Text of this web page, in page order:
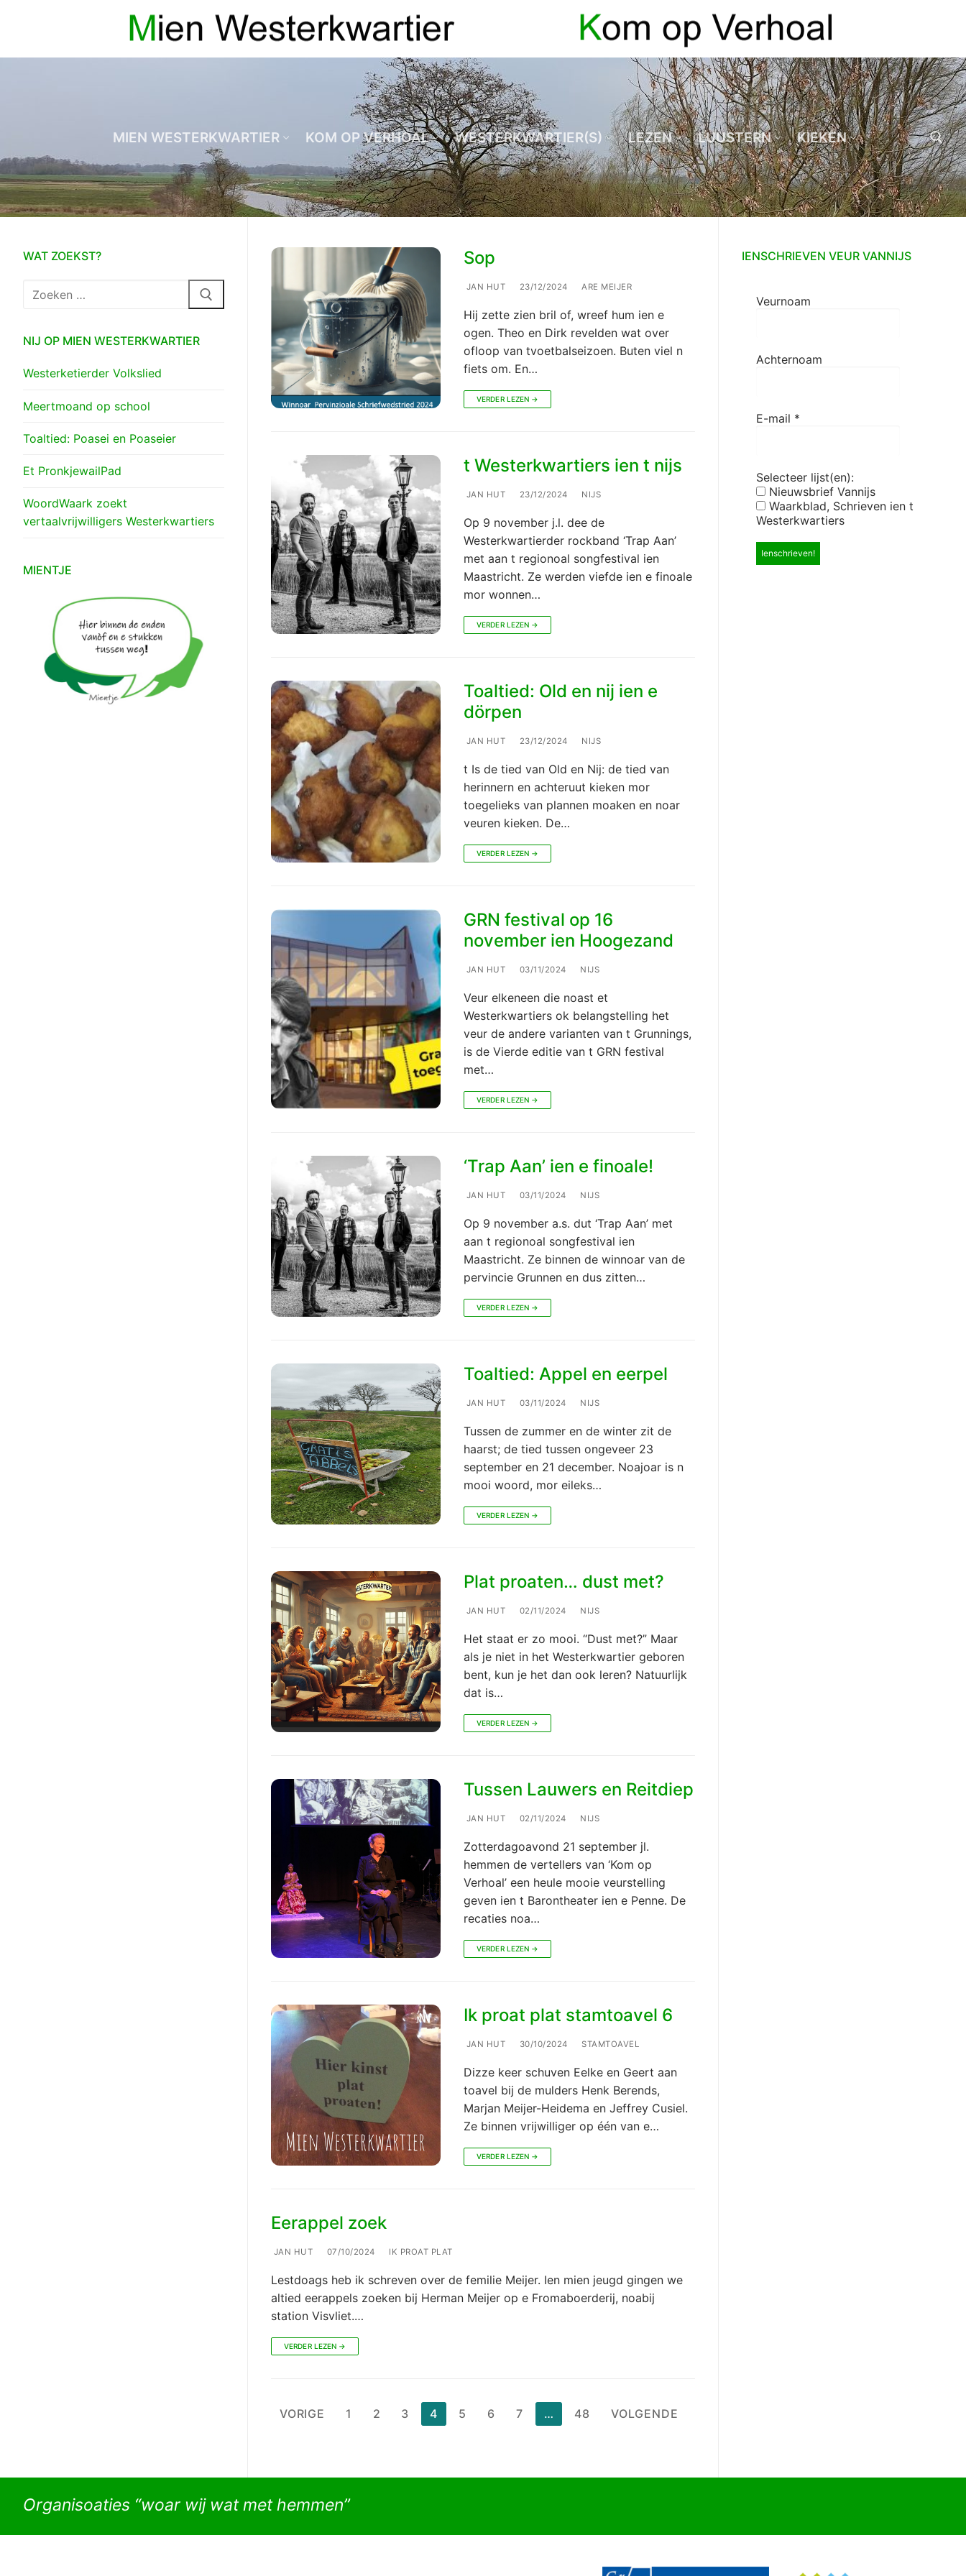
inhoud
MIEN WESTERKWARTIER KOM OP VERHOAL WESTERKWARTIER(S) LEZEN LUUSTERN KIEKEN
Zoeken naar:
Sop
JAN HUT 23/12/2024 ARE MEIJER
Hij zette zien bril of, wreef hum ien e
ogen. Theo en Dirk revelden wat over
ofloop van tvoetbalseizoen. Buten viel n
fiets om. En…
VERDER LEZEN →
t Westerkwartiers ien t nijs
JAN HUT 23/12/2024 NIJS
Op 9 november j.l. dee de
Westerkwartierder rockband ‘Trap Aan’
met aan t regionoal songfestival ien
Maastricht. Ze werden viefde ien e finoale
mor wonnen…
VERDER LEZEN →
Toaltied: Old en nij ien e
dörpen
JAN HUT 23/12/2024 NIJS
t Is de tied van Old en Nij: de tied van
herinnern en achteruut kieken mor
toegelieks van plannen moaken en noar
veuren kieken. De…
VERDER LEZEN →
GRN festival op 16
november ien Hoogezand
JAN HUT 03/11/2024 NIJS
Veur elkeneen die noast et
Westerkwartiers ok belangstelling het
veur de andere varianten van t Grunnings,
is de Vierde editie van t GRN festival
met…
VERDER LEZEN →
‘Trap Aan’ ien e finoale!
JAN HUT 03/11/2024 NIJS
Op 9 november a.s. dut ‘Trap Aan’ met
aan t regionoal songfestival ien
Maastricht. Ze binnen de winnoar van de
pervincie Grunnen en dus zitten…
VERDER LEZEN →
Toaltied: Appel en eerpel
JAN HUT 03/11/2024 NIJS
Tussen de zummer en de winter zit de
haarst; de tied tussen ongeveer 23
september en 21 december. Noajoar is n
mooi woord, mor eileks…
VERDER LEZEN →
Plat proaten… dust met?
JAN HUT 02/11/2024 NIJS
Het staat er zo mooi. “Dust met?” Maar
als je niet in het Westerkwartier geboren
bent, kun je het dan ook leren? Natuurlijk
dat is…
VERDER LEZEN →
Tussen Lauwers en Reitdiep
JAN HUT 02/11/2024 NIJS
Zotterdagoavond 21 september jl.
hemmen de vertellers van ‘Kom op
Verhoal’ een heule mooie veurstelling
geven ien t Barontheater ien e Penne. De
recaties noa…
VERDER LEZEN →
Ik proat plat stamtoavel 6
JAN HUT 30/10/2024 STAMTOAVEL
Dizze keer schuven Eelke en Geert aan
toavel bij de mulders Henk Berends,
Marjan Meijer-Heidema en Jeffrey Cusiel.
Ze binnen vrijwilliger op één van e…
VERDER LEZEN →
Eerappel zoek
JAN HUT 07/10/2024 IK PROAT PLAT
Lestdoags heb ik schreven over de femilie Meijer. Ien mien jeugd gingen we
altied eerappels zoeken bij Herman Meijer op e Fromaboerderij, noabij
station Visvliet.…
VERDER LEZEN →
Berichten
VORIGE 1 2 3 4 5 6 7 … 48 VOLGENDE
IENSCHRIEVEN VEUR VANNIJS
Veurnoam
Achternoam
E-mail *
Selecteer lijst(en):
Nieuwsbrief Vannijs
Waarkblad, Schrieven ien t
Westerkwartiers
WAT ZOEKST?
Zoeken
NIJ OP MIEN WESTERKWARTIER
Westerketierder Volkslied
Meertmoand op school
Toaltied: Poasei en Poaseier
Et PronkjewailPad
WoordWaark zoekt
vertaalvrijwilligers Westerkwartiers
MIENTJE
Organisoaties “woar wij wat met hemmen”